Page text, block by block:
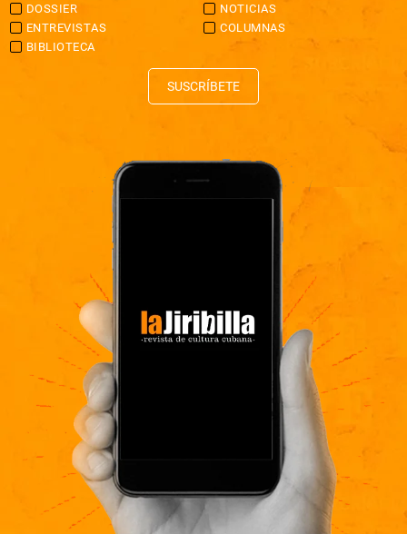
DOSSIER
NOTICIAS
ENTREVISTAS
COLUMNAS
BIBLIOTECA
SUSCRÍBETE